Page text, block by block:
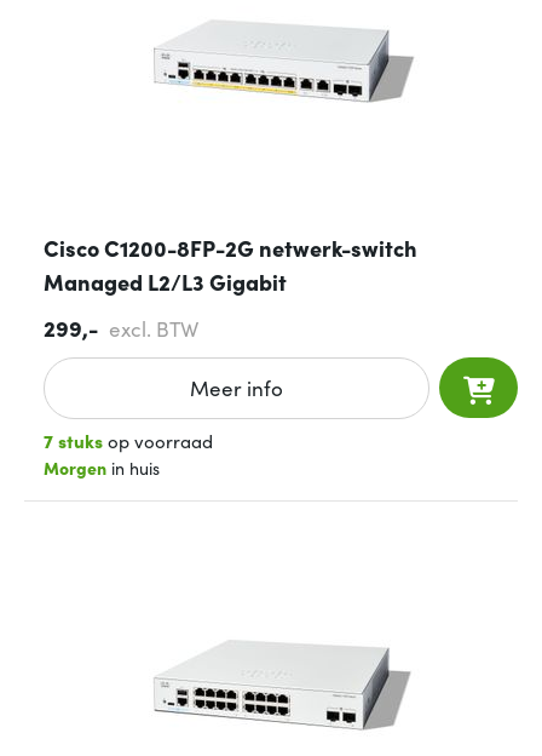
Cisco C1200-8FP-2G netwerk-switch
Managed L2/L3 Gigabit
299,- excl. BTW
Meer info
7 stuksop voorraad
Morgen in huis